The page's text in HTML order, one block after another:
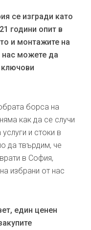
се изгради като
години опит в
и монтажите на
нас можете да
ключови
борса на
как да се случи
и стоки в
да твърдим, че
в София,
избрани от нас
един ценен